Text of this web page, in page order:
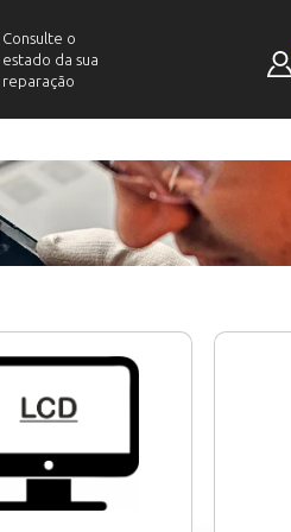
Consulte o
estado da sua
reparação